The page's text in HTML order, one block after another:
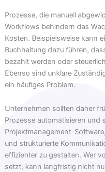
Prozesse, die manuell
Workflows behindern das
Kosten. Beispielsweise kann
Buchhaltung dazu führen,
bezahlt werden oder
Ebenso sind unklare
ein häufiges Problem.
Unternehmen sollten daher
Prozesse automatisieren und
Projektmanagement-
und strukturierte
effizienter zu gestalten. Wer
setzt, kann langfristig nicht